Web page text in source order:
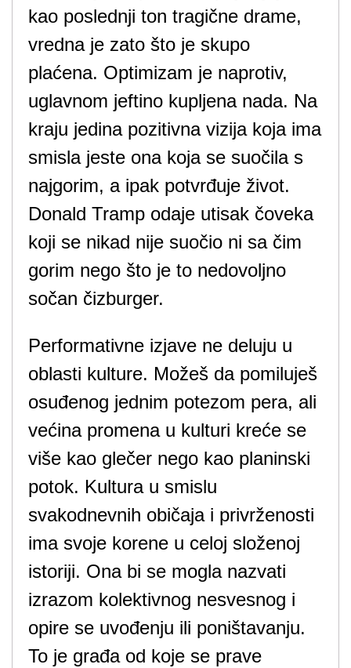
kao poslednji ton tragične drame,
vredna je zato što je skupo
plaćena. Optimizam je naprotiv,
uglavnom jeftino kupljena nada. Na
kraju jedina pozitivna vizija koja ima
smisla jeste ona koja se suočila s
najgorim, a ipak potvrđuje život.
Donald Tramp odaje utisak čoveka
koji se nikad nije suočio ni sa čim
gorim nego što je to nedovoljno
sočan čizburger.
Performativne izjave ne deluju u
oblasti kulture. Možeš da pomiluješ
osuđenog jednim potezom pera, ali
većina promena u kulturi kreće se
više kao glečer nego kao planinski
potok. Kultura u smislu
svakodnevnih običaja i privrženosti
ima svoje korene u celoj složenoj
istoriji. Ona bi se mogla nazvati
izrazom kolektivnog nesvesnog i
opire se uvođenju ili poništavanju.
To je građa od koje se prave